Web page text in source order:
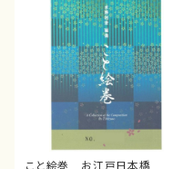
こと絵巻 お江戸日本橋